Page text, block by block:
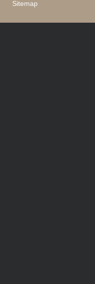
Sitemap